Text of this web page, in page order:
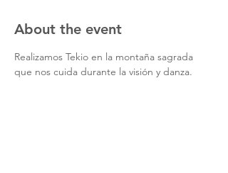
About the event
Realizamos Tekio en la montaña sagrada
que nos cuida durante la visión y danza.